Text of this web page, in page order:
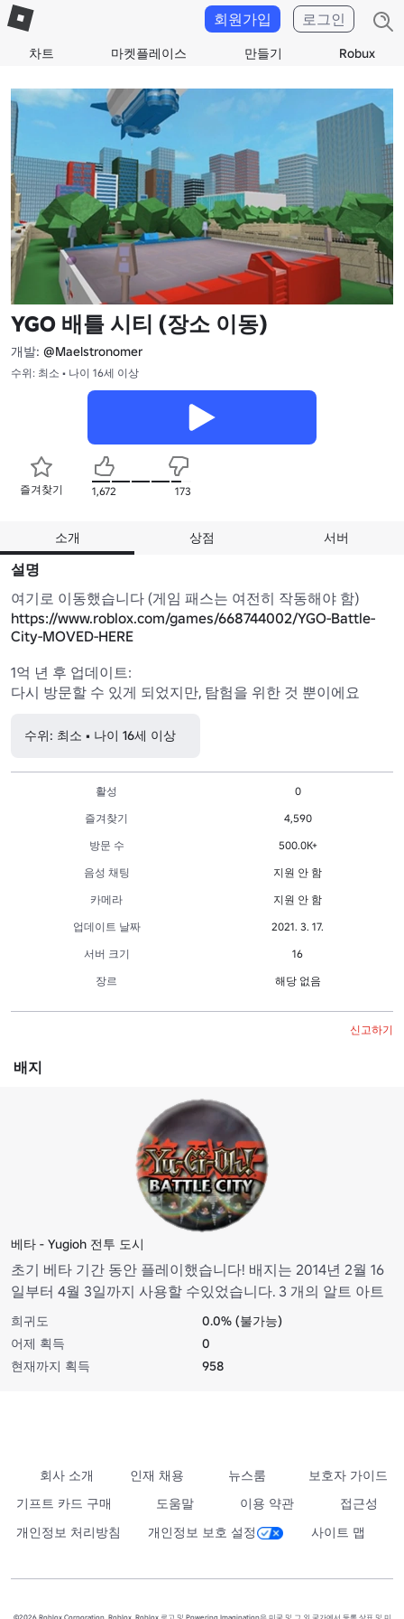
차트 마켓플레이스 만들기 Robux
회원가입 로그인
YGO 배틀 시티 (장소 이동)
개발: @Maelstronomer
수위: 최소 • 나이 16세 이상
즐겨찾기 1,672 173
소개 상점 서버
설명
https://www.roblox.com/games/668744002/YGO-Battle-
City-MOVED-HERE
1억 년 후 업데이트:
다시 방문할 수 있게 되었지만, 탐험을 위한 것 뿐이에요
수위: 최소 • 나이 16세 이상
활성
0
즐겨찾기
4,590
방문 수
500.0K+
음성 채팅
지원 안 함
카메라
지원 안 함
업데이트 날짜
2021. 3. 17.
서버 크기
16
장르
해당 없음
신고하기
배지
베타 - Yugioh 전투 도시
초기 베타 기간 동안 플레이했습니다! 배지는 2014년 2월 16
일부터 4월 3일까지 사용할 수있었습니다. 3 개의 알트 아트
워크 + 탐욕의 냄비 + 엄숙함을 제공합니다.
희귀도
0.0% (불가능)
어제 획득
0
현재까지 획득
958
회사 소개 인재 채용 뉴스룸
보호자 가이드
기프트 카드 구매
도움말 이용 약관
접근성
개인정보 처리방침
개인정보 보호 설정 사이트 맵
©2026 Roblox Corporation. Roblox, Roblox 로고 및 Powering Imagination은 미국 및 그 외 국가에서 등록 상표 및 미